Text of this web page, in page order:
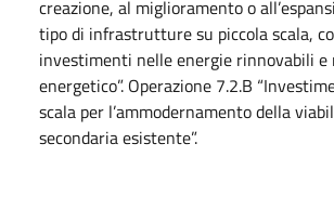
creazione, al miglioramento o
tipo di infrastrutture su piccola scala,
investimenti nelle energie rinnovabili e
energetico”. Operazione 7.2.B
scala per l’ammodernamento della
secondaria esistente”.